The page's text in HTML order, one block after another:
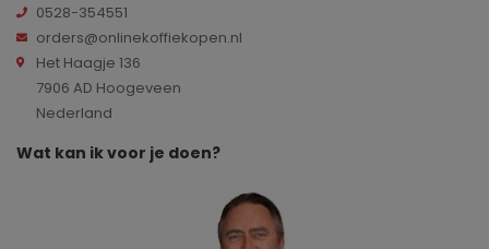
0528-354551
orders@onlinekoffiekopen.nl
Het Haagje 136
7906 AD Hoogeveen
Nederland
Wat kan ik voor je doen?